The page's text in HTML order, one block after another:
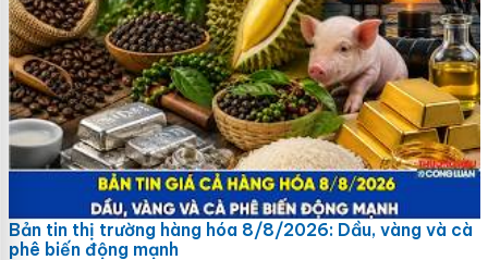
Bản tin thị trường hàng hóa 8/8/2026: Dầu, vàng và cà
phê biến động mạnh